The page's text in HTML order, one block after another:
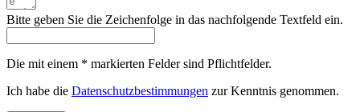
Bitte geben Sie die Zeichenfolge in das nachfolgende Textfeld ein.
Die mit einem * markierten Felder sind Pflichtfelder.
Ich habe die Datenschutzbestimmungen zur Kenntnis genommen.